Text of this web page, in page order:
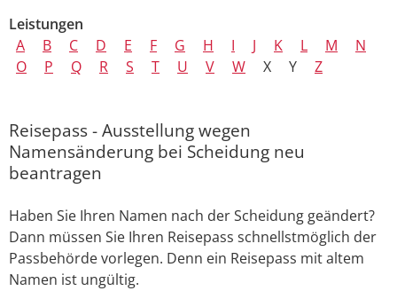
Leistungen
A
B C D E F G H I J K L M
N
O
P Q R S T U V W X Y Z
Reisepass - Ausstellung wegen
Namensänderung bei Scheidung neu
beantragen
Haben Sie Ihren Namen nach der Scheidung geändert?
Dann müssen Sie Ihren Reisepass schnellstmöglich der
Passbehörde vorlegen. Denn ein Reisepass mit altem
Namen ist ungültig.